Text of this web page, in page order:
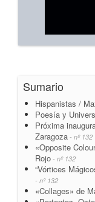
Sumario
Hispanistas /
Poesía y
Próxima
Zaragoza - nº 132
«Opposite
Rojo - nº 132
“Vórtices
- nº 132
«Collages» de